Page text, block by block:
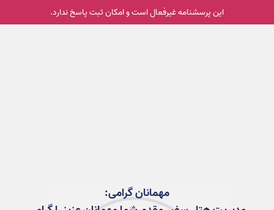
این پرسشنامه غیر‌فعال است و امکان ثبت پاسخ ندارد.
مهمانان گرامی: